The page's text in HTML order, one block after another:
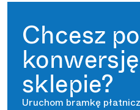
Chcesz
sklepie?
Uruchom bramkę